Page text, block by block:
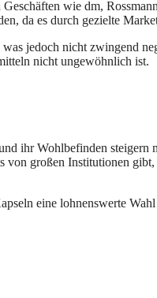
wie dm,
da es durch gezielte
jedoch nicht zwingend
nicht ungewöhnlich ist.
ihr Wohlbefinden
großen Institutionen
eine lohnenswerte